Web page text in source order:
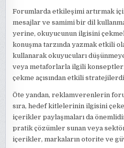
Forumlarda etkileşimi artırmak
mesajlar ve samimi bir dil
yerine, okuyucunun ilgisini
konuşma tarzında yazmak etkili
kullanarak okuyucuları
veya metaforlarla ilgili
çekme açısından etkili
Öte yandan, reklamverenlerin
sıra, hedef kitlelerinin ilgisini
içerikler paylaşmaları da
pratik çözümler sunan veya
içerikler, markaların otorite ve